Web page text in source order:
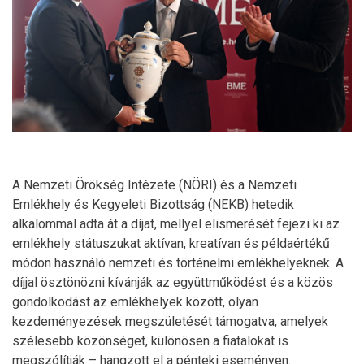
A Nemzeti Örökség Intézete (NÖRI) és a Nemzeti
Emlékhely és Kegyeleti Bizottság (NEKB) hetedik
alkalommal adta át a díjat, mellyel elismerését fejezi ki az
emlékhely státuszukat aktívan, kreatívan és példaértékű
módon használó nemzeti és történelmi emlékhelyeknek. A
díjjal ösztönözni kívánják az együttműködést és a közös
gondolkodást az emlékhelyek között, olyan
kezdeményezések megszületését támogatva, amelyek
szélesebb közönséget, különösen a fiatalokat is
megszólítják – hangzott el a pénteki eseményen.